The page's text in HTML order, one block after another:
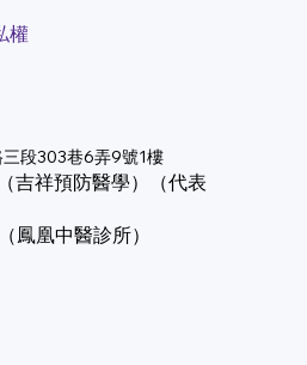
權
段303巷6弄9號1樓
吉祥預防醫學）（代表
鳳凰中醫診所）